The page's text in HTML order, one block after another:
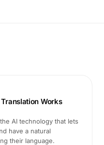
Works
AI technology that lets
have a natural
their language.